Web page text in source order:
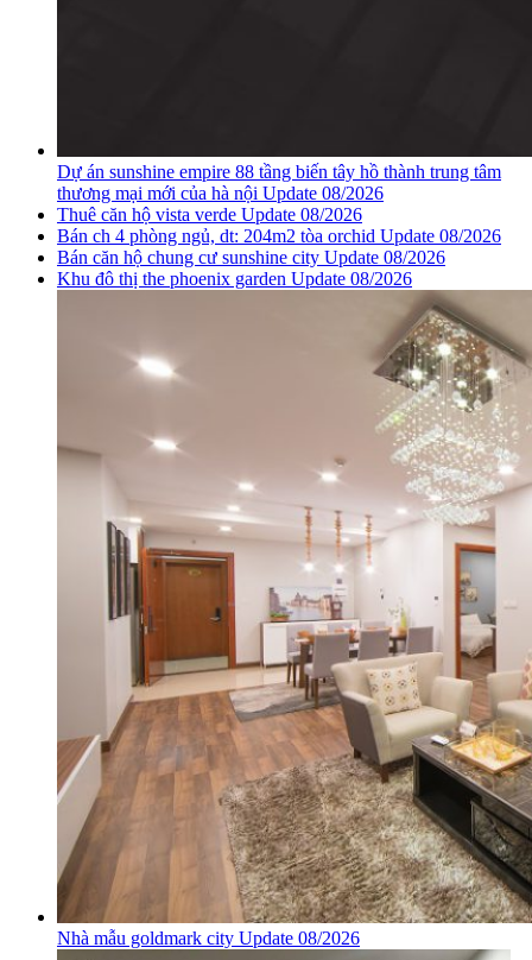
Dự án sunshine empire 88 tầng biến tây hồ thành trung tâm
thương mại mới của hà nội Update 08/2026
Thuê căn hộ vista verde Update 08/2026
Bán ch 4 phòng ngủ, dt: 204m2 tòa orchid Update 08/2026
Bán căn hộ chung cư sunshine city Update 08/2026
Khu đô thị the phoenix garden Update 08/2026
Nhà mẫu goldmark city Update 08/2026